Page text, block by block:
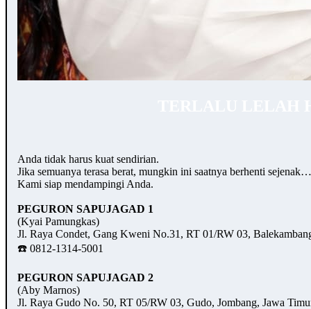
Anda tidak harus kuat sendirian.
Jika semuanya terasa berat, mungkin ini saatnya berhenti
Kami siap mendampingi Anda.
PEGURON SAPUJAGAD 1
(Kyai Pamungkas)
Jl. Raya Condet, Gang Kweni No.31, RT 01/RW 03,
☎️ 0812-1314-5001
PEGURON SAPUJAGAD 2
(Aby Marnos)
Jl. Raya Gudo No. 50, RT 05/RW 03, Gudo, Jombang, Jawa